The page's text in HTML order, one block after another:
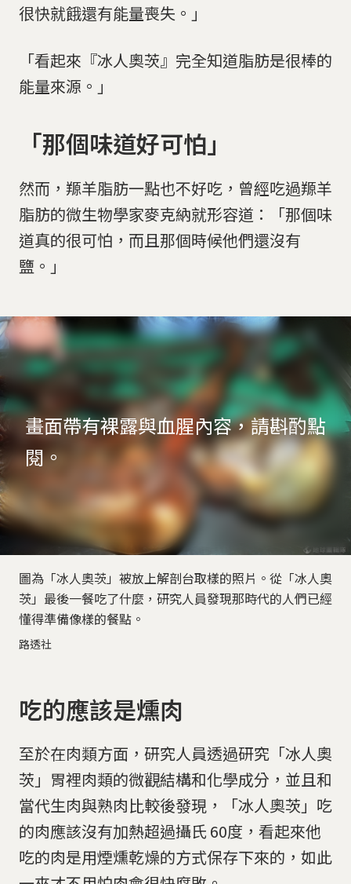
很快就餓還有能量喪失。」
「看起來『冰人奧茨』完全知道脂肪是很棒的
能量來源。」
「那個味道好可怕」
然而，羱羊脂肪一點也不好吃，曾經吃過羱羊
脂肪的微生物學家麥克納就形容道：「那個味
道真的很可怕，而且那個時候他們還沒有
鹽。」
畫面帶有裸露與血腥內容，請斟酌點
閱。
圖為「冰人奧茨」被放上解剖台取樣的照片。從「冰人奧
茨」最後一餐吃了什麼，研究人員發現那時代的人們已經
懂得準備像樣的餐點。
路透社
吃的應該是燻肉
至於在肉類方面，研究人員透過研究「冰人奧
茨」胃裡肉類的微觀結構和化學成分，並且和
當代生肉與熟肉比較後發現，「冰人奧茨」吃
的肉應該沒有加熱超過攝氏 60度，看起來他
吃的肉是用煙燻乾燥的方式保存下來的，如此